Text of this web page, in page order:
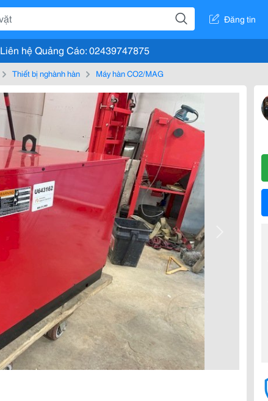
Đăng tin
Liên hệ Quảng Cáo: 02439747875
Thiết bị nghành hàn Máy hàn CO2/MAG